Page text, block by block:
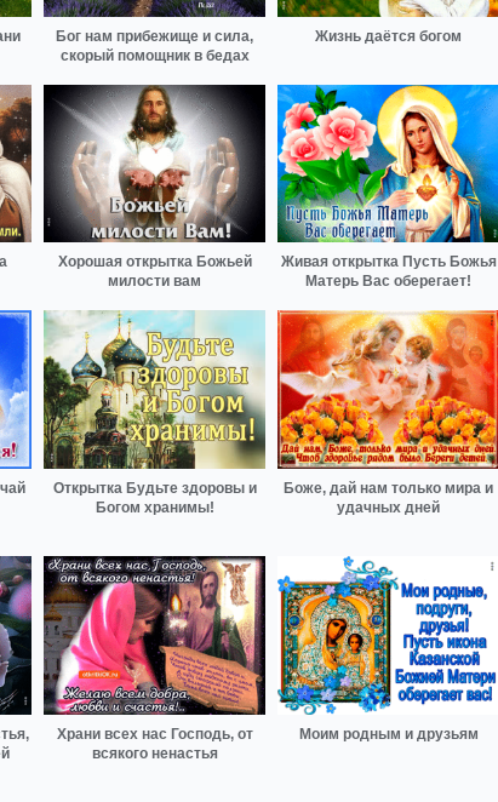
Бог нам прибежище и сила,
скорый помощник в бедах
Жизнь даётся богом
Хорошая открытка Божьей
милости вам
Живая открытка Пусть Божья
Матерь Вас оберегает!
Открытка Будьте здоровы и
Богом хранимы!
Боже, дай нам только мира и
удачных дней
Храни всех нас Господь, от
всякого ненастья
Моим родным и друзьям